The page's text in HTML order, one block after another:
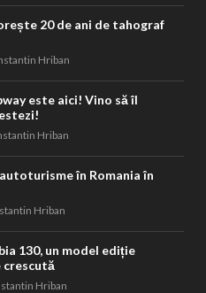
20 de ani de tahograf
Hriban
este aici! Vino să îl
Hriban
în Romania în
Hriban
130, un model ediție
crescută
Hriban